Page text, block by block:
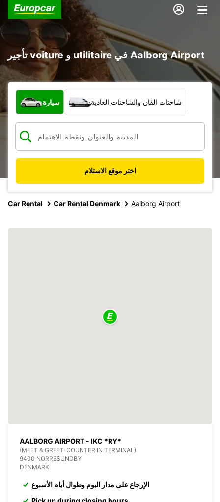
تأجير voiture و utilitaire في Aalborg Airport
ما نوع المركبة؟
سيارة شاحنات الفان والشاحنات العادية
اختر موقع الاستلام
Car Rental Car Rental Denmark Aalborg Airport
AALBORG AIRPORT - IKC *RY*
(MEET & GREET-COUNTER IN TERMINAL)
9400 NORRESUNDBY
DENMARK
الإرجاع على مدار اليوم وطوال أيام الأسبوع
Pick up during closing hours